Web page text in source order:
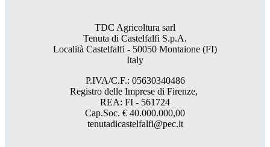
TDC Agricoltura sarl
Tenuta di Castelfalfi S.p.A.
Località Castelfalfi - 50050 Montaione (FI)
Italy
P.IVA/C.F.: 05630340486
Registro delle Imprese di Firenze,
REA: FI - 561724
Cap.Soc. € 40.000.000,00
tenutadicastelfalfi@pec.it